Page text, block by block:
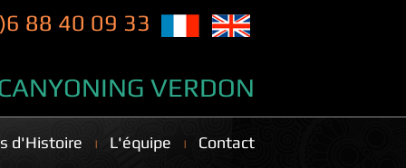
88 40 09 33
CANYONING VERDON
d'Histoire L'équipe Contact